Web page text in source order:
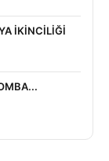
İKİNCİLİĞİ